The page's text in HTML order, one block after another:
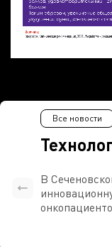
Все новости
В